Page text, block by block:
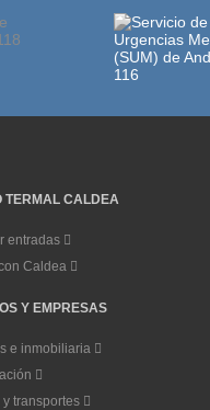
TERMAL CALDEA
entradas
Caldea
Y EMPRESAS
e inmobiliaria
y transportes